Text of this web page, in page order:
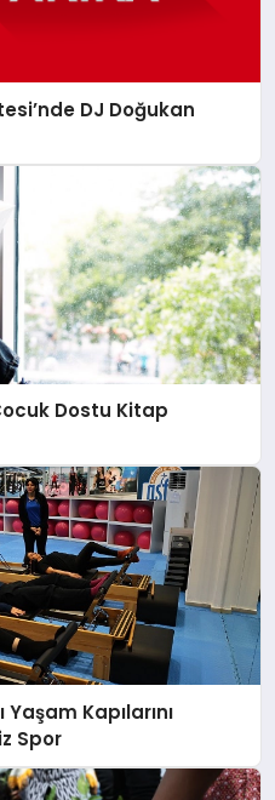
DJ Doğukan
Dostu Kitap
Yaşam Kapılarını
Spor